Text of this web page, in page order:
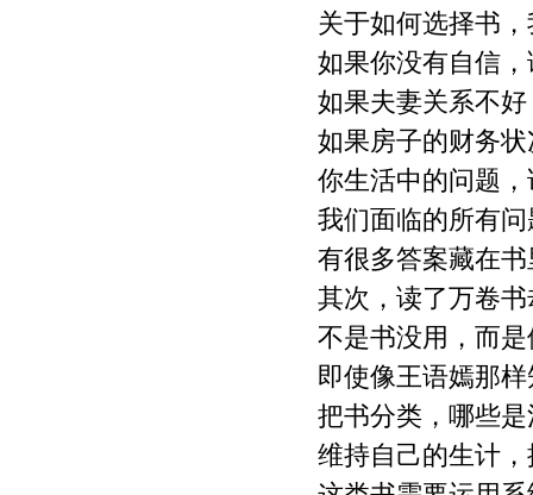
关于如何选择书
如果你没有自信
如果夫妻关系不
如果房子的财务
你生活中的问题
我们面临的所有
有很多答案藏在
其次，读了万卷
不是书没用，而
即使像王语嫣那
把书分类，哪些
维持自己的生计